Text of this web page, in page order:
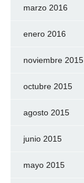
marzo 2016
enero 2016
noviembre 2015
octubre 2015
agosto 2015
junio 2015
mayo 2015